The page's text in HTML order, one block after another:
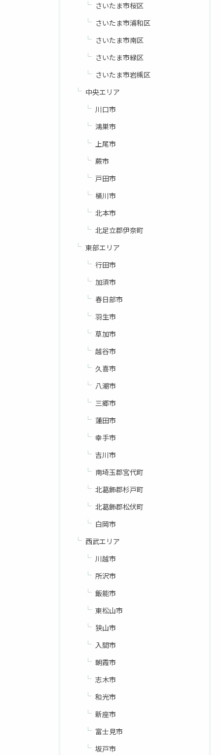
さいたま市桜区
さいたま市浦和区
さいたま市南区
さいたま市緑区
さいたま市岩槻区
中央エリア
川口市
鴻巣市
上尾市
蕨市
戸田市
桶川市
北本市
北足立郡伊奈町
東部エリア
行田市
加須市
春日部市
羽生市
草加市
越谷市
久喜市
八潮市
三郷市
蓮田市
幸手市
吉川市
南埼玉郡宮代町
北葛飾郡杉戸町
北葛飾郡松伏町
白岡市
西武エリア
川越市
所沢市
飯能市
東松山市
狭山市
入間市
朝霞市
志木市
和光市
新座市
富士見市
坂戸市